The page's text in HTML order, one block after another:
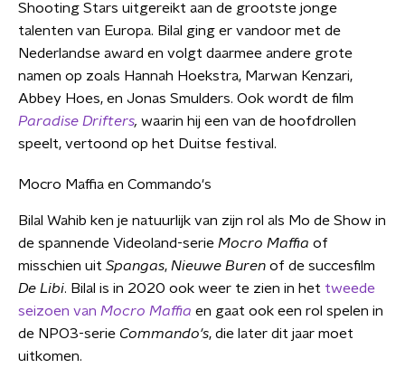
Shooting Stars uitgereikt aan de grootste jonge
talenten van Europa. Bilal ging er vandoor met de
Nederlandse award en volgt daarmee andere grote
namen op zoals Hannah Hoekstra, Marwan Kenzari,
Abbey Hoes, en Jonas Smulders. Ook wordt de film
Paradise Drifters, waarin hij een van de hoofdrollen
speelt, vertoond op het Duitse festival.
Mocro Maffia en Commando's
Bilal Wahib ken je natuurlijk van zijn rol als Mo de Show in
de spannende Videoland-serie Mocro Maffia of
misschien uit Spangas, Nieuwe Buren of de succesfilm
De Libi. Bilal is in 2020 ook weer te zien in het tweede
seizoen van Mocro Maffia en gaat ook een rol spelen in
de NPO3-serie Commando's, die later dit jaar moet
uitkomen.